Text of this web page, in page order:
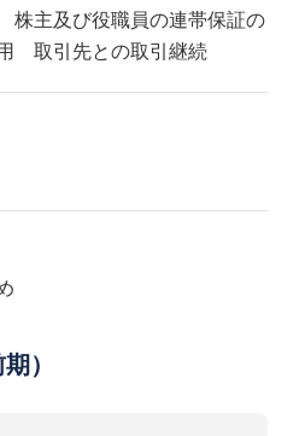
及び役職員の連帯保証の
取引先との取引継続
）